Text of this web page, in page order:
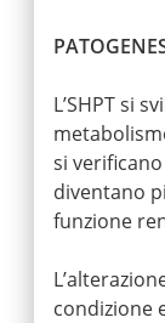
L’SHPT si
si
diventano
funzione
condizione